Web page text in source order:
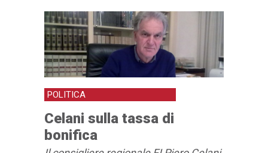
POLITICA
Celani sulla tassa di
bonifica